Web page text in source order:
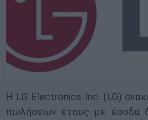
Η LG Electronics Inc. (LG)
πωλήσεων έτους με έσοδα